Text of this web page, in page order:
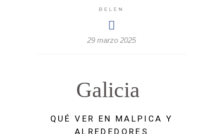
BELEN
29 marzo 2025
Galicia
QUÉ VER EN MALPICA Y
ALREDEDORES